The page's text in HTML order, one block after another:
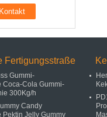
Fertigungsstraße
Gummi-
Coca-Cola Gummi-
300Kg/h
Candy
Pektin Jelly Gummy